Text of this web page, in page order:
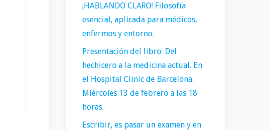
¡HABLANDO CLARO! Filosofía
esencial, aplicada para médicos,
enfermos y entorno.
Presentación del libro: Del
hechicero a la medicina actual. En
el Hospital Clinic de Barcelona.
Miércoles 13 de febrero a las 18
horas.
Escribir, es pasar un examen y en